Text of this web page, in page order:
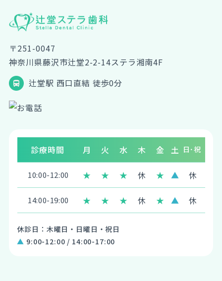
〒251-0047
神奈川県藤沢市辻堂2-2-14ステラ湘南4F
辻堂駅 西口直結 徒歩0分
診療時間 月 火 水 木 金 土 日･祝
10:00-12:00 ★ ★ ★ 休 ★ ▲ 休
14:00-19:00 ★ ★ ★ 休 ★ ▲ 休
休診日：木曜日・日曜日・祝日
▲ 9:00-12:00 / 14:00-17:00